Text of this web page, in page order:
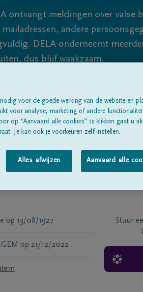
ontvangt meldingen over valse
andere
DELA onderneemt
dus blijf waakzaam.
Alle rouwberichtenOver ons
op 13/08/1927
op 21/12/2022
Stuur
voor de goede werking van de website en
voor analyse, marketing of andere
op “Aanvaard alle cookies” te klikken gaat u
Je kan ook je voorkeuren zelf instellen.
Alles afwijzen Aanvaard alle